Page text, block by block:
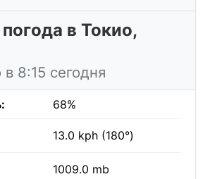
в Токио,
8:15 сегодня
68%
13.0 kph (180°)
1009.0 mb